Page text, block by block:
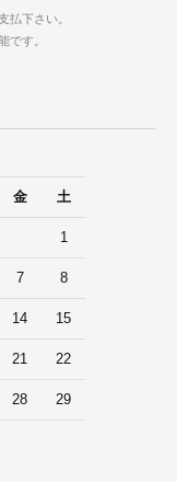
払下さい。
です。
金 土
1
7 8
14 15
21 22
28 29